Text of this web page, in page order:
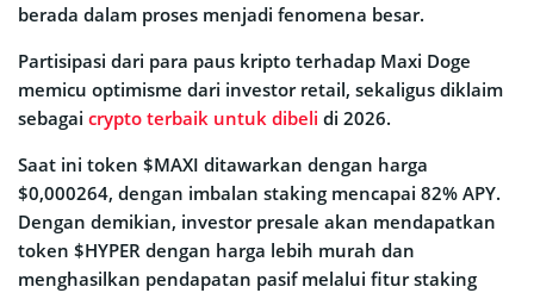
berada dalam proses menjadi fenomena besar.
Partisipasi dari para paus kripto terhadap Maxi Doge
memicu optimisme dari investor retail, sekaligus diklaim
sebagai crypto terbaik untuk dibeli di 2026.
Saat ini token $MAXI ditawarkan dengan harga
$0,000264, dengan imbalan staking mencapai 82% APY.
Dengan demikian, investor presale akan mendapatkan
token $HYPER dengan harga lebih murah dan
menghasilkan pendapatan pasif melalui fitur staking